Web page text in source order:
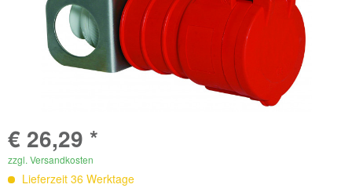
€ 26,29 *
zzgl. Versandkosten
Lieferzeit 36 Werktage